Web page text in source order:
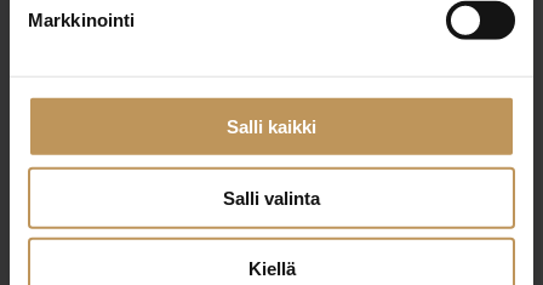
Markkinointi
Salli kaikki
Salli valinta
Kiellä